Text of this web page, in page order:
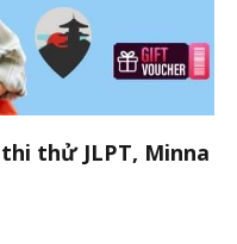
thử JLPT, Minna